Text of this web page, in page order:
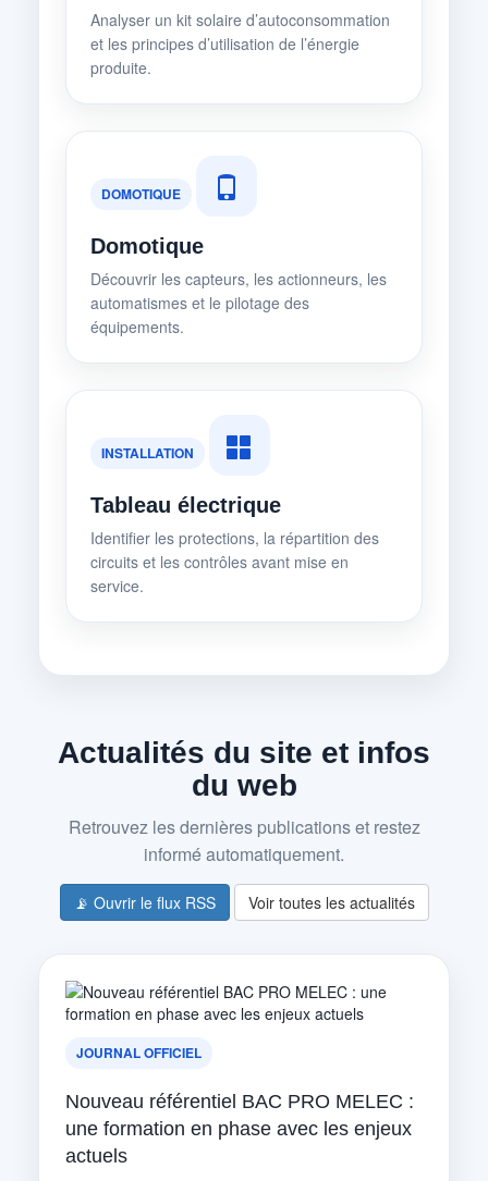
Analyser un kit solaire d’autoconsommation
et les principes d’utilisation de l’énergie
produite.
DOMOTIQUE
Domotique
Découvrir les capteurs, les actionneurs, les
automatismes et le pilotage des
équipements.
INSTALLATION
Tableau électrique
Identifier les protections, la répartition des
circuits et les contrôles avant mise en
service.
Actualités du site et infos
du web
Retrouvez les dernières publications et restez
informé automatiquement.
📡 Ouvrir le flux RSS Voir toutes les actualités
JOURNAL OFFICIEL
Nouveau référentiel BAC PRO MELEC :
une formation en phase avec les enjeux
actuels